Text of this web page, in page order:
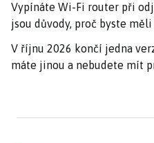
Vypínáte Wi-Fi router při
jsou důvody, proč byste měli
V říjnu 2026 končí jedna
máte jinou a nebudete mít